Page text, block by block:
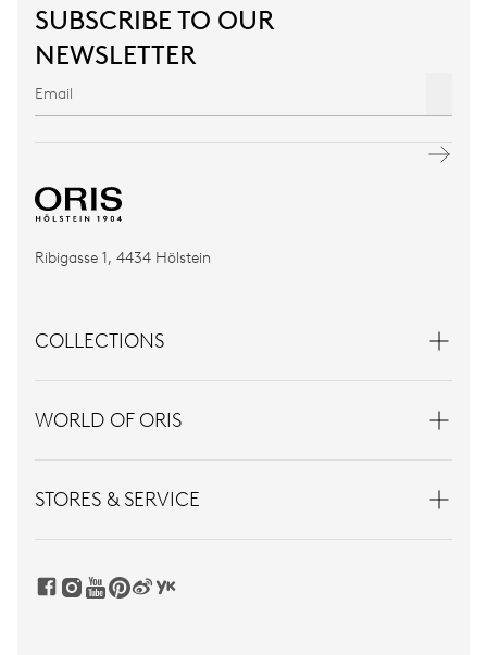
SUBSCRIBE TO OUR
NEWSLETTER
Ribigasse 1, 4434 Hölstein
COLLECTIONS
WORLD OF ORIS
STORES & SERVICE